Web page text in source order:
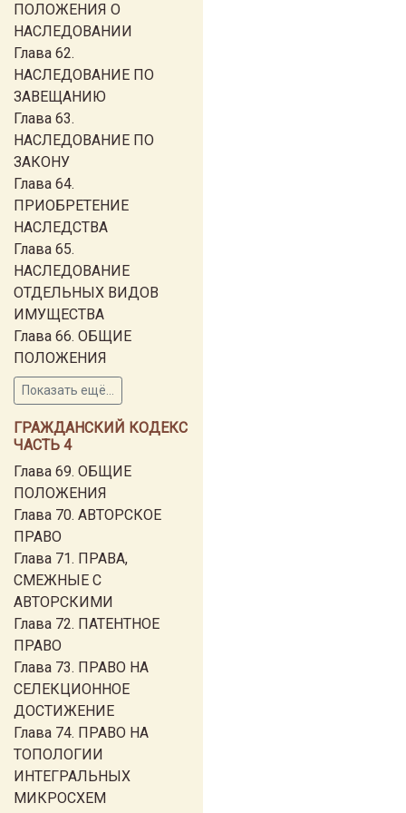
ПОЛОЖЕНИЯ О
НАСЛЕДОВАНИИ
Глава 62.
НАСЛЕДОВАНИЕ ПО
ЗАВЕЩАНИЮ
Глава 63.
НАСЛЕДОВАНИЕ ПО
ЗАКОНУ
Глава 64.
ПРИОБРЕТЕНИЕ
НАСЛЕДСТВА
Глава 65.
НАСЛЕДОВАНИЕ
ОТДЕЛЬНЫХ ВИДОВ
ИМУЩЕСТВА
Глава 66. ОБЩИЕ
ПОЛОЖЕНИЯ
Показать ещё...
ГРАЖДАНСКИЙ КОДЕКС
ЧАСТЬ 4
Глава 69. ОБЩИЕ
ПОЛОЖЕНИЯ
Глава 70. АВТОРСКОЕ
ПРАВО
Глава 71. ПРАВА,
СМЕЖНЫЕ С
АВТОРСКИМИ
Глава 72. ПАТЕНТНОЕ
ПРАВО
Глава 73. ПРАВО НА
СЕЛЕКЦИОННОЕ
ДОСТИЖЕНИЕ
Глава 74. ПРАВО НА
ТОПОЛОГИИ
ИНТЕГРАЛЬНЫХ
МИКРОСХЕМ